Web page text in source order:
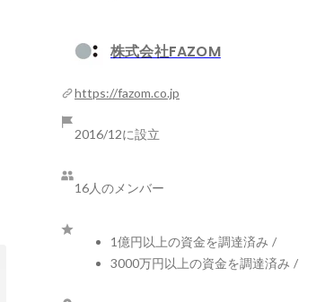
株式会社FAZOM
https://fazom.co.jp
2016/12に設立
16人のメンバー
1億円以上の資金を調達済み /
3000万円以上の資金を調達済み /